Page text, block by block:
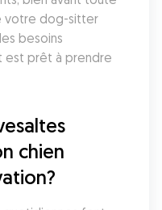
votre dog-sitter
besoins
est prêt à prendre
chien